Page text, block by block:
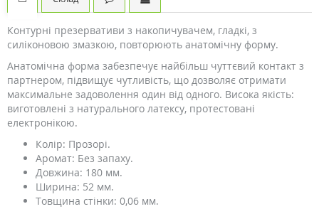
Контурні презервативи з накопичувачем, гладкі, з
силіконовою змазкою, повторюють анатомічну форму.
Анатомічна форма забезпечує найбільш чуттєвий контакт з
партнером, підвищує чутливість, що дозволяє отримати
максимальне задоволення один від одного. Висока якість:
виготовлені з натурального латексу, протестовані
електронікою.
Колір: Прозорі.
Аромат: Без запаху.
Довжина: 180 мм.
Ширина: 52 мм.
Товщина стінки: 0,06 мм.